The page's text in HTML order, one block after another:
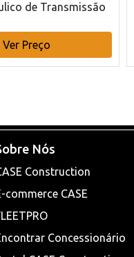
de Transmissão
Ver Preço
Nós
Construction
commerce CASE
Concessionário